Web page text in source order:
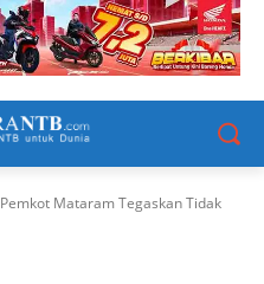
Pemkot Mataram Tegaskan Tidak